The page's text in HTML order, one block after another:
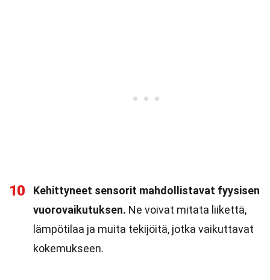
10
Kehittyneet sensorit mahdollistavat fyysisen
vuorovaikutuksen. Ne voivat mitata liikettä,
lämpötilaa ja muita tekijöitä, jotka vaikuttavat
kokemukseen.